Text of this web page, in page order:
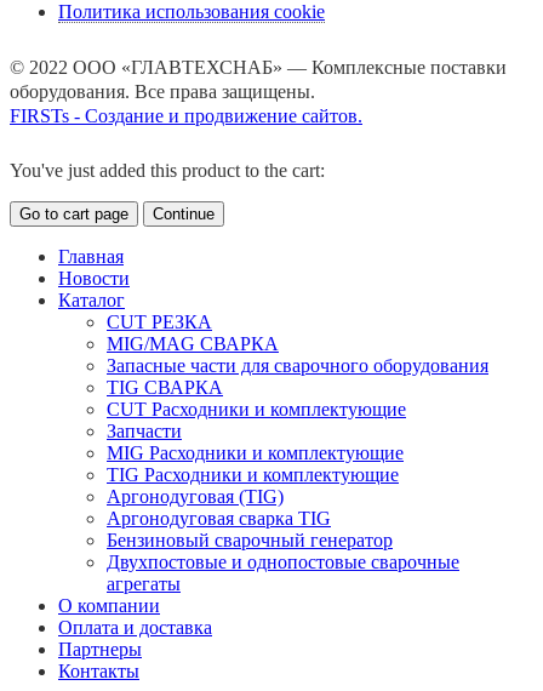
Политика использования cookie
© 2022 ООО «ГЛАВТЕХСНАБ» — Комплексные поставки
оборудования. Все права защищены.
FIRSTs - Создание и продвижение сайтов.
You've just added this product to the cart:
Go to cart page Continue
Главная
Новости
Каталог
CUT РЕЗКА
MIG/MAG СВАРКА
Запасные части для сварочного оборудования
TIG СВАРКА
CUT Расходники и комплектующие
Запчасти
MIG Расходники и комплектующие
TIG Расходники и комплектующие
Аргонодуговая (TIG)
Аргонодуговая сварка TIG
Бензиновый сварочный генератор
Двухпостовые и однопостовые сварочные
агрегаты
О компании
Оплата и доставка
Партнеры
Контакты